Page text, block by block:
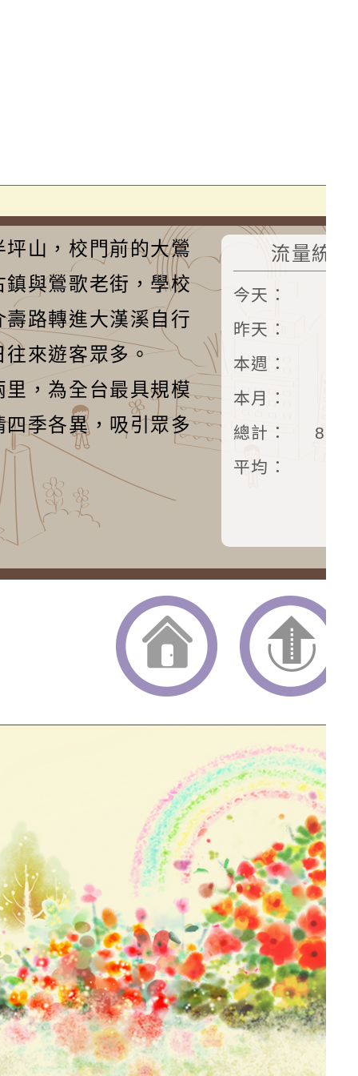
山，校門前的大鶯
與鶯歌老街，學校
路轉進大漢溪自行
往來遊客眾多。
，為全台最具規模
季各異，吸引眾多
流量統計
今天：
昨天：
本週：
本月：
總計：
平均：